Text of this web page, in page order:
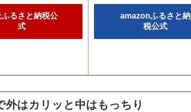
るさと納税公
式
amazonふるさと納
税公式
外はカリッと中はもっちり